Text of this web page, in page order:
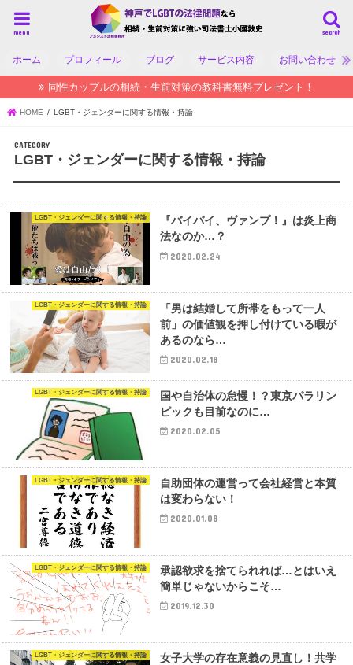
search
menu
ホーム プロフィール ブログ サービス内容 お問い合わせ
同性カップルの相続・生前対策の教科書無料プレゼント！
HOME LGBT・ジェンダーに関する情報・持論
LGBT・ジェンダーに関する情報・持論
LGBT・ジェンダーに関する情報・持論
『バイバイ、ヴァンプ！』は炎上商
法なのか…？
2020.02.24
LGBT・ジェンダーに関する情報・持論
「男は結婚して所帯をもって一人
前」の価値観を押し付けている暇が
あるのなら…
2020.02.18
LGBT・ジェンダーに関する情報・持論
国や自治体の怠慢！？東京パラリン
ピックも目前なのに…
2020.02.05
LGBT・ジェンダーに関する情報・持論
自助団体の運営って会社経営と本質
は変わらない！
2020.01.08
LGBT・ジェンダーに関する情報・持論
承認欲求を捨てられれば…とはいえ
簡単じゃないからこそ…
2019.12.30
LGBT・ジェンダーに関する情報・持論
女子大学の存在意義の見直し！共学